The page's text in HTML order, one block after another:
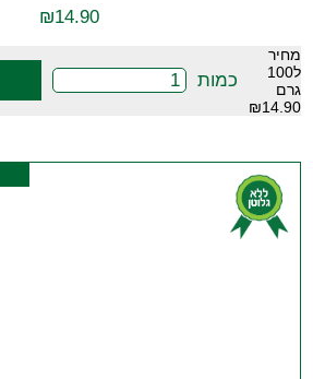
₪14.90
מחיר
ל100
גרם
₪14.90
כמות